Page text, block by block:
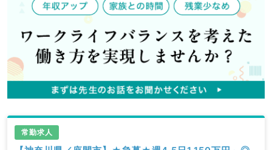
常勤求人